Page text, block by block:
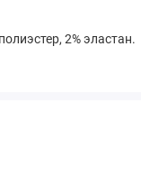
2% эластан.